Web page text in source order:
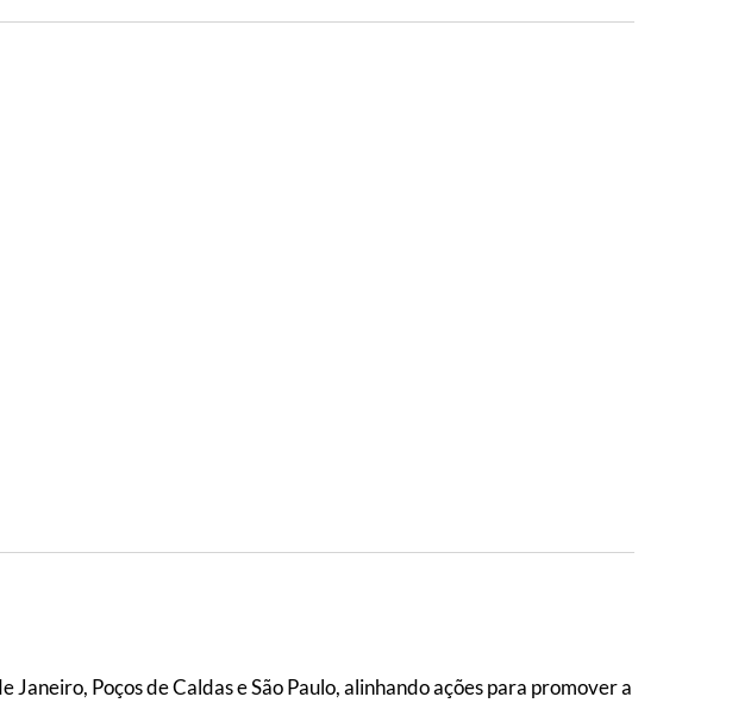
Poços de Caldas e São Paulo, alinhando ações para promover a